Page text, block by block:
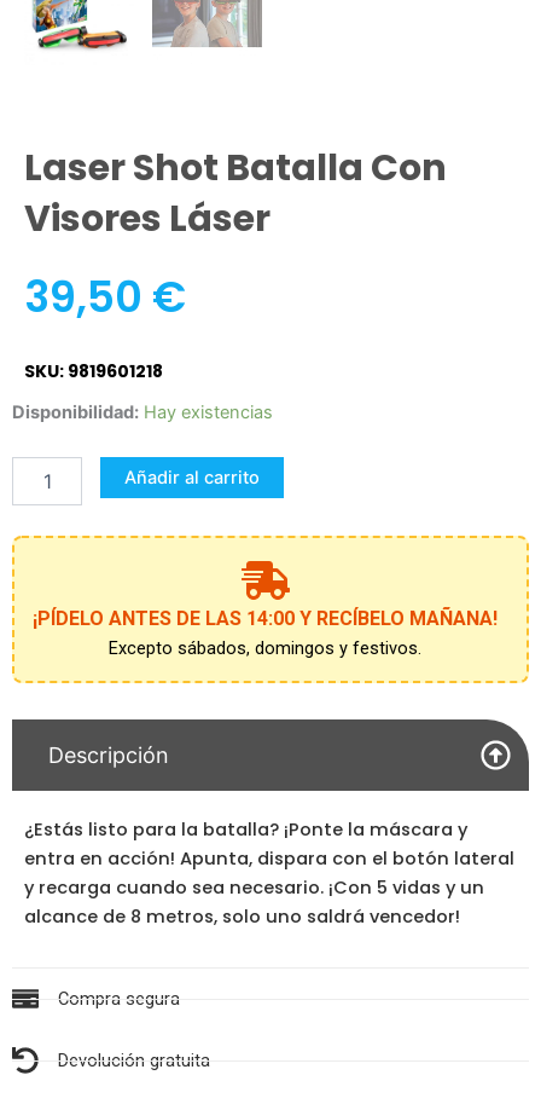
Laser Shot Batalla Con
Visores Láser
39,50 €
SKU: 9819601218
Disponibilidad: Hay existencias
Laser
Batalla
Visores
cantidad
Añadir al carrito
¡PÍDELO ANTES DE LAS 14:00 Y RECÍBELO MAÑANA!
Excepto sábados, domingos y festivos.
Descripción
¿Estás listo para la batalla? ¡Ponte la máscara y
entra en acción! Apunta, dispara con el botón lateral
y recarga cuando sea necesario. ¡Con 5 vidas y un
alcance de 8 metros, solo uno saldrá vencedor!
Compra segura
Devolución gratuita